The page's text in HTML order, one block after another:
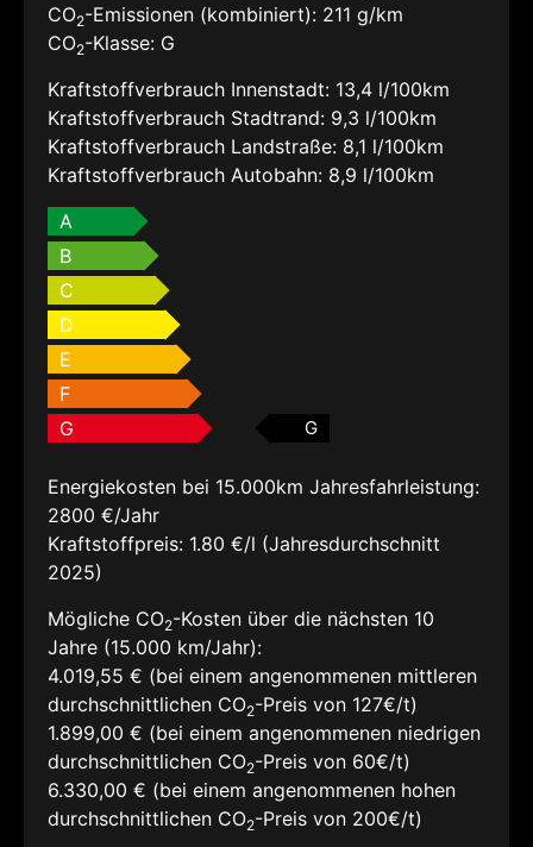
CO2-Emissionen (kombiniert): 211 g/km
CO2-Klasse: G
Kraftstoffverbrauch Innenstadt: 13,4 l/100km
Kraftstoffverbrauch Stadtrand: 9,3 l/100km
Kraftstoffverbrauch Landstraße: 8,1 l/100km
Kraftstoffverbrauch Autobahn: 8,9 l/100km
A
B
C
D
E
F
G
G
Energiekosten bei 15.000km Jahresfahrleistung:
2800 €/Jahr
Kraftstoffpreis: 1.80 €/l (Jahresdurchschnitt
2025)
Mögliche CO2-Kosten über die nächsten 10
Jahre (15.000 km/Jahr):
4.019,55 € (bei einem angenommenen mittleren
durchschnittlichen CO2-Preis von 127€/t)
1.899,00 € (bei einem angenommenen niedrigen
durchschnittlichen CO2-Preis von 60€/t)
6.330,00 € (bei einem angenommenen hohen
durchschnittlichen CO2-Preis von 200€/t)